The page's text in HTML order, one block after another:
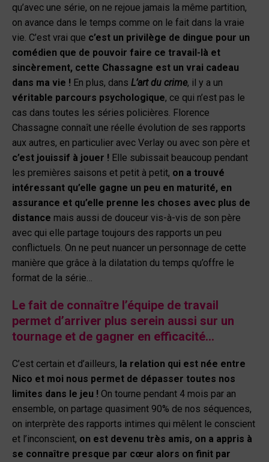
qu’avec une série, on ne rejoue jamais la même partition,
on avance dans le temps comme on le fait dans la vraie
vie. C’est vrai que c’est un privilège de dingue pour un
comédien que de pouvoir faire ce travail-là et
sincèrement, cette Chassagne est un vrai cadeau
dans ma vie ! En plus, dans L’art du crime, il y a un
véritable parcours psychologique, ce qui n’est pas le
cas dans toutes les séries policières. Florence
Chassagne connaît une réelle évolution de ses rapports
aux autres, en particulier avec Verlay ou avec son père et
c’est jouissif à jouer ! Elle subissait beaucoup pendant
les premières saisons et petit à petit, on a trouvé
intéressant qu’elle gagne un peu en maturité, en
assurance et qu’elle prenne les choses avec plus de
distance mais aussi de douceur vis-à-vis de son père
avec qui elle partage toujours des rapports un peu
conflictuels. On ne peut nuancer un personnage de cette
manière que grâce à la dilatation du temps qu’offre le
format de la série…
Le fait de connaître l’équipe de travail
permet d’arriver plus serein aussi sur un
tournage et de gagner en efficacité…
C’est certain et d’ailleurs, la relation qui est née entre
Nico et moi nous permet de dépasser toutes nos
limites dans le jeu ! On tourne pendant 4 mois par an
ensemble, on partage quasiment 90% de nos séquences,
on interprète des rapports intimes qui mêlent le conscient
et l’inconscient, on est devenu très amis, on a appris à
se connaître presque par cœur alors on finit par